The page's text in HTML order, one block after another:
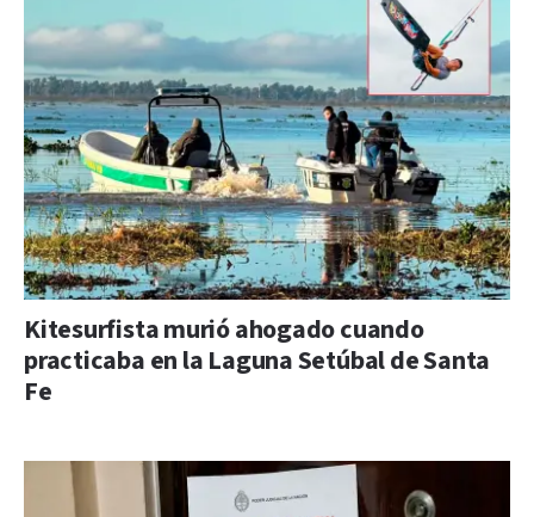
Kitesurfista murió ahogado cuando
practicaba en la Laguna Setúbal de Santa
Fe